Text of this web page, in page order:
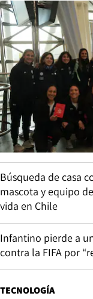
Búsqueda de casa
mascota y equipo
vida en Chile
Infantino pierde a
contra la FIFA por
TECNOLOGÍA